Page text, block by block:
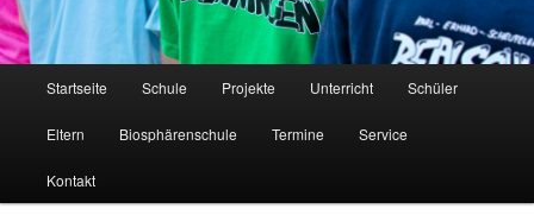
Startseite Schule Projekte Unterricht Schüler
Eltern Biosphärenschule Termine Service
Kontakt